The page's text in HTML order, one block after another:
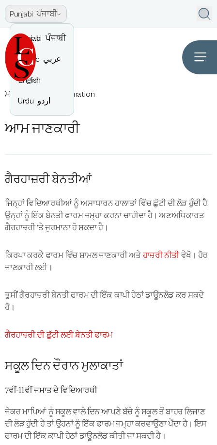
Punjabi ਪੰਜਾਬੀ
Punjabi ਪੰਜਾਬੀ
Arabic عربي
English
Urdu اردو
ਮਾਪੇ General Information
ਆਮ ਜਾਣਕਾਰੀ
ਗੈਰਹਾਜ਼ਰੀ ਬੇਨਤੀਆਂ
ਜਿਨ੍ਹਾਂ ਵਿਦਿਆਰਥੀਆਂ ਨੂੰ ਅਸਾਧਾਰਨ ਹਾਲਾਤਾਂ ਵਿੱਚ ਛੁੱਟੀ ਦੀ ਲੋੜ ਹੁੰਦੀ ਹੈ,
ਉਨ੍ਹਾਂ ਨੂੰ ਇੱਕ ਬੇਨਤੀ ਫਾਰਮ ਜਮ੍ਹਾ ਕਰਨਾ ਚਾਹੀਦਾ ਹੈ। ਅਣਅਧਿਕਾਰਤ
ਗੈਰਹਾਜ਼ਰੀ 'ਤੇ ਜੁਰਮਾਨਾ ਹੋ ਸਕਦਾ ਹੈ।
ਕਿਰਪਾ ਕਰਕੇ ਫਾਰਮ ਵਿੱਚ ਸ਼ਾਮਲ ਜਾਣਕਾਰੀ ਅਤੇਹਾਜ਼ਰੀ ਨੀਤੀਵੇਖੋ। ਹੋਰ
ਜਾਣਕਾਰੀ ਲਈ।
ਤੁਸੀਂ ਗੈਰਹਾਜ਼ਰੀ ਬੇਨਤੀ ਫਾਰਮ ਦੀ ਇੱਕ ਕਾਪੀ ਹੇਠਾਂ ਡਾਊਨਲੋਡ ਕਰ ਸਕਦੇ
ਹੋ।
ਗੈਰਹਾਜ਼ਰੀ ਦੀ ਛੁੱਟੀ ਲਈ ਬੇਨਤੀ ਫਾਰਮ
ਸਕੂਲ ਦਿਨ ਦੌਰਾਨ ਮੁਲਾਕਾਤਾਂ
7ਵੀਂ-11ਵੀਂ ਜਮਾਤ ਦੇ ਵਿਦਿਆਰਥੀ
ਜੇਕਰ ਮਾਪਿਆਂ ਨੂੰ ਸਕੂਲ ਵਾਲੇ ਦਿਨ ਆਪਣੇ ਬੱਚੇ ਨੂੰ ਸਕੂਲ ਤੋਂ ਬਾਹਰ ਲਿਜਾਣ
ਦੀ ਲੋੜ ਹੁੰਦੀ ਹੈ ਤਾਂ ਉਹਨਾਂ ਨੂੰ ਇੱਕ ਫਾਰਮ ਜਮ੍ਹਾ ਕਰਵਾਉਣਾ ਪੈਂਦਾ ਹੈ। ਇਸ
ਫਾਰਮ ਦੀ ਇੱਕ ਕਾਪੀ ਹੇਠਾਂ ਡਾਊਨਲੋਡ ਕੀਤੀ ਜਾ ਸਕਦੀ ਹੈ।